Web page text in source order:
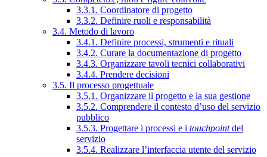
3.3.1. Coordinatore di progetto
3.3.2. Definire ruoli e responsabilità
3.4. Metodo di lavoro
3.4.1. Definire processi, strumenti e rituali
3.4.2. Curare la documentazione di progetto
3.4.3. Organizzare tavoli tecnici collaborativi
3.4.4. Prendere decisioni
3.5. Il processo progettuale
3.5.1. Organizzare il progetto e la sua gestione
3.5.2. Comprendere il contesto d’uso del servizio
pubblico
3.5.3. Progettare i processi e i touchpointdel
servizio
3.5.4. Realizzare l’interfaccia utente del servizio